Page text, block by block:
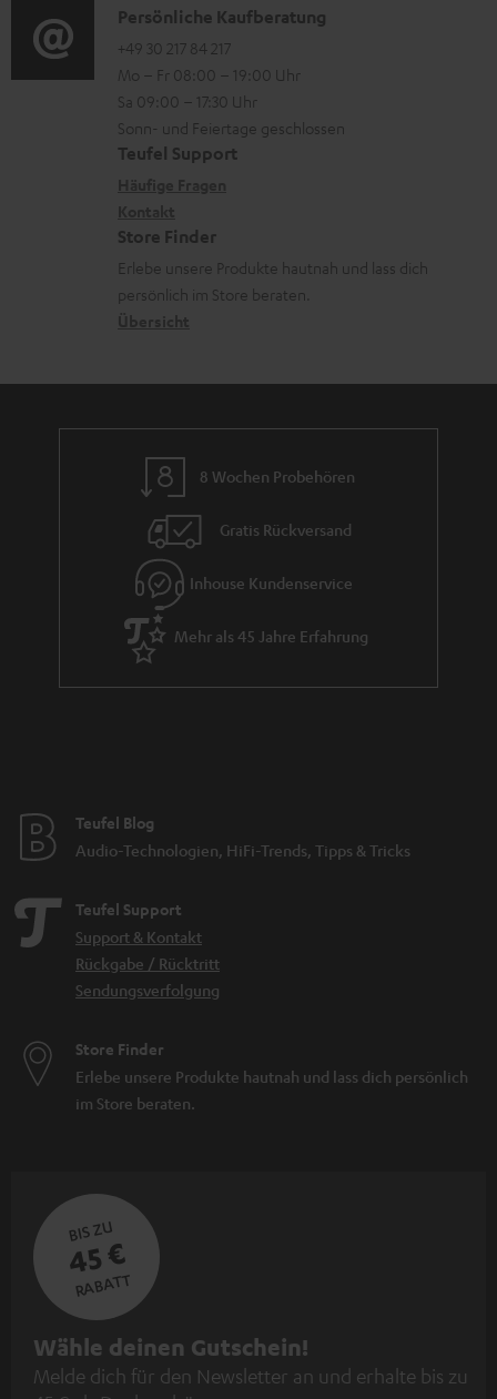
t
i
o
n
e
u
r
r
a
i
o
-
L
e
k
o
K
o
n
t
a
d
a
n
Persönliche Kaufberatung
+49 30 217 84 217
Mo – Fr 08:00 – 19:00 Uhr
Sa 09:00 – 17:30 Uhr
Sonn- und Feiertage geschlossen
Teufel Support
Store Finder
Erlebe unsere Produkte hautnah und lass dich
persönlich im Store beraten.
8 Wochen Probehören
Gratis Rückversand
Inhouse Kundenservice
Mehr als 45 Jahre Erfahrung
Teufel Blog
Audio-Technologien, HiFi-Trends, Tipps & Tricks
Teufel Support
Support & Kontakt
Rückgabe / Rücktritt
Sendungsverfolgung
Store Finder
Erlebe unsere Produkte hautnah und lass dich persönlich
im Store beraten.
BIS ZU
45 €
RABATT
N
e
Wähle deinen Gutschein!
Melde dich für den Newsletter an und erhalte bis zu